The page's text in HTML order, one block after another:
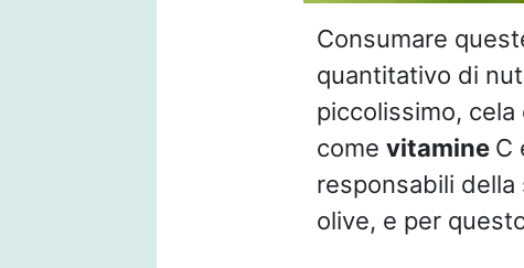
Consumare
quantitativo di
piccolissimo,
come vitamine C
responsabili della
olive, e per